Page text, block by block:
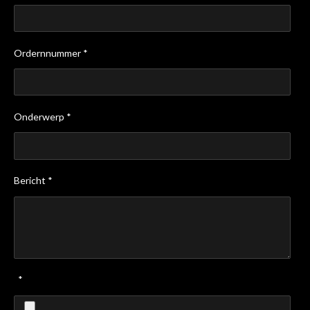
Ordernnummer *
Onderwerp *
Bericht *
*